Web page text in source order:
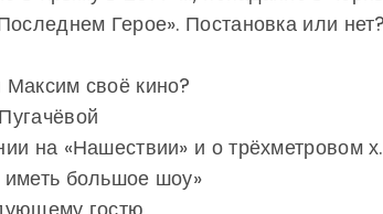
Герое». Постановка или нет?
своё кино?
на «Нашествии» и о трёхметровом
большое шоу»